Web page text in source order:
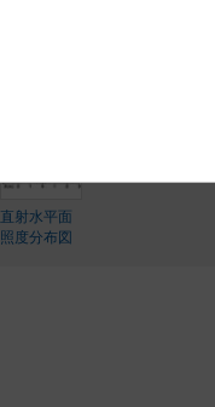
直射水平面
照度分布図